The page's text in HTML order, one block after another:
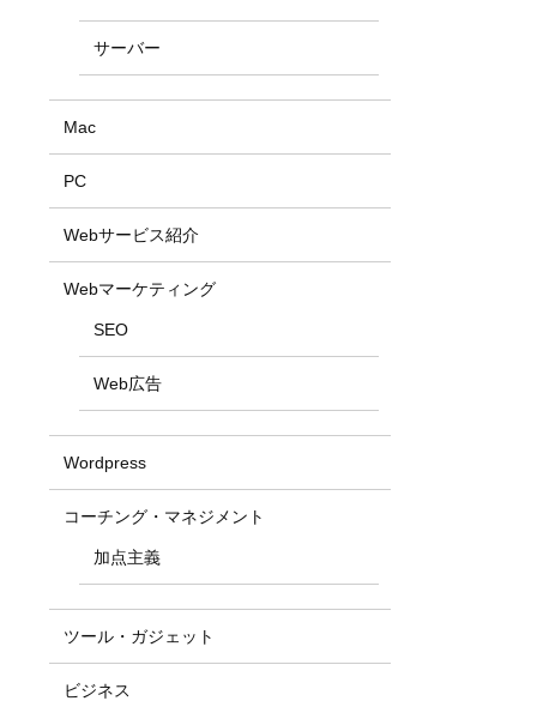
サーバー
Mac
PC
Webサービス紹介
Webマーケティング
SEO
Web広告
Wordpress
コーチング・マネジメント
加点主義
ツール・ガジェット
ビジネス